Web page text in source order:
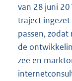
van 28 juni
traject
passen,
de
zee en